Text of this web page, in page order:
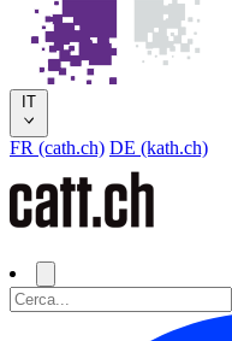
IT
FR (cath.ch) DE (kath.ch)